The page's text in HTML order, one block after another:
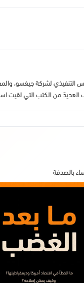
لشركة جيغسو،
العديدَ من الكتب التي
بالصدفة